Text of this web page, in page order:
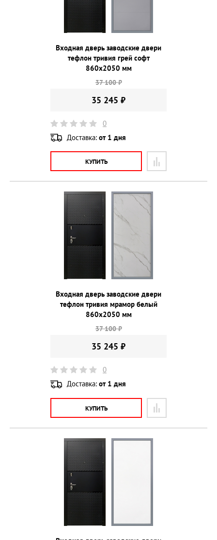
Входная дверь заводские двери
тефлон тривия грей софт
860х2050 мм
37 100 ₽
35 245 ₽
0
Доставка: от 1 дня
КУПИТЬ
Входная дверь заводские двери
тефлон тривия мрамор белый
860х2050 мм
37 100 ₽
35 245 ₽
0
Доставка: от 1 дня
КУПИТЬ